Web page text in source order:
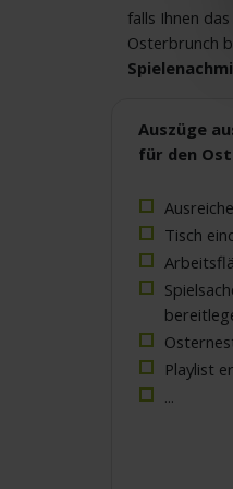
falls Ihnen
Osterbrunch
Auszüge
für den
Tisch
Playlist
...